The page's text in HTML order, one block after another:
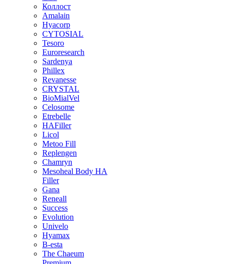
Коллост
Amalain
Hyacorp
CYTOSIAL
Tesoro
Euroresearch
Sardenya
Phillex
Revanesse
CRYSTAL
BioMialVel
Celosome
Etrebelle
HAFiller
Licol
Metoo Fill
Replengen
Chamryn
Mesoheal Body HA
Filler
Gana
Reneall
Success
Evolution
Univelo
Hyamax
B-esta
The Chaeum